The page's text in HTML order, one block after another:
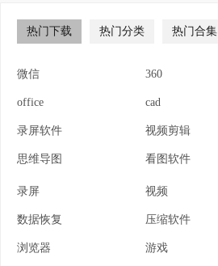
热门下载 热门分类 热门合集
微信 360
office cad
录屏软件 视频剪辑
思维导图 看图软件
录屏 视频
数据恢复 压缩软件
浏览器 游戏